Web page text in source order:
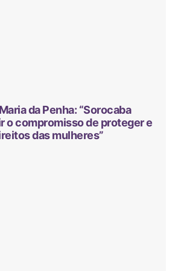
da Penha: “Sorocaba
o compromisso de proteger e
das mulheres”